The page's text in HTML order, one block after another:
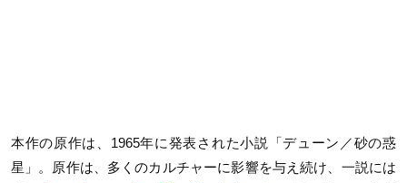
本作の原作は、1965年に発表された小説「デューン／砂の惑
星」。原作は、多くのカルチャーに影響を与え続け、一説には